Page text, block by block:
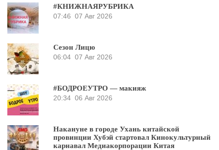
#КНИЖНАЯРУБРИКА
07:46 07 Авг 2026
Сезон Лицю
06:04 07 Авг 2026
#БОДРОЕУТРО — макияж
20:34 06 Авг 2026
Накануне в городе Ухань китайской
провинции Хубэй стартовал Кинокультурный
карнавал Медиакорпорации Китая